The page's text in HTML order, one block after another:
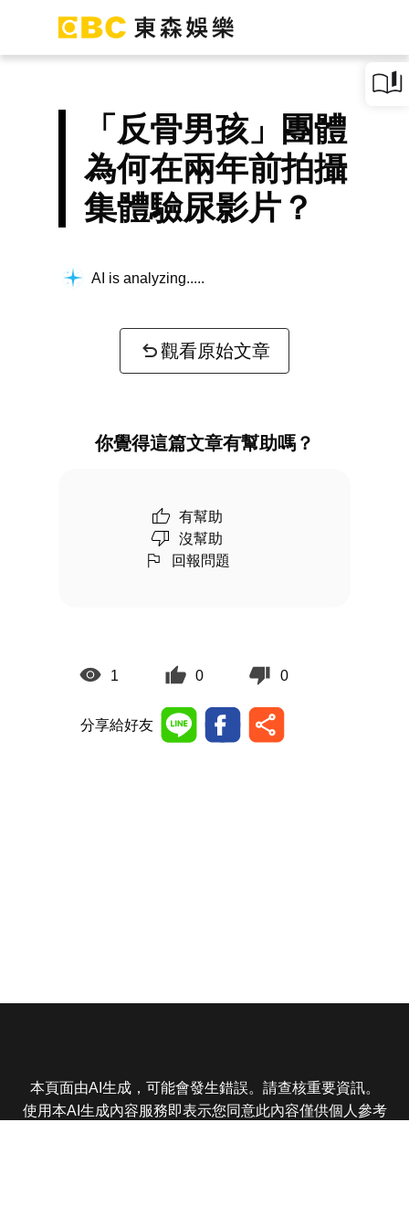
「反骨男孩」團體
為何在兩年前拍攝
集體驗尿影片？
AI is analyzing...
觀看原始文章
你覺得這篇文章有幫助嗎？
有幫助
沒幫助
回報問題
1 0 0
分享給好友
本頁面由AI生成，可能會發生錯誤。請查核重要資訊。
使用本AI生成內容服務即表示您同意此內容僅供個人參考